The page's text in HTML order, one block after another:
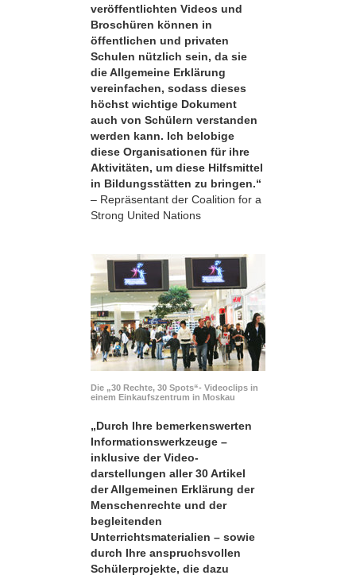
veröffentlichten Videos und
Broschüren können in
öffentlichen und privaten
Schulen nützlich sein, da sie
die Allgemeine Erklärung
vereinfachen, sodass dieses
höchst wichtige Dokument
auch von Schülern verstanden
werden kann. Ich belobige
diese Organisationen für ihre
Aktivitäten, um diese Hilfsmittel
in Bildungsstätten zu bringen.“
– Repräsentant der Coalition for a
Strong United Nations
Die „30 Rechte, 30 Spots“- Videoclips in
einem Einkaufszentrum in Moskau
„Durch Ihre bemerkens­werten
Informationswerkzeuge –
inklusive der Video­
darstellungen aller 30 Artikel
der Allgemeinen Erklärung der
Menschenrechte und der
begleitenden
Unterrichtsmaterialien – sowie
durch Ihre anspruchsvollen
Schülerprojekte, die dazu